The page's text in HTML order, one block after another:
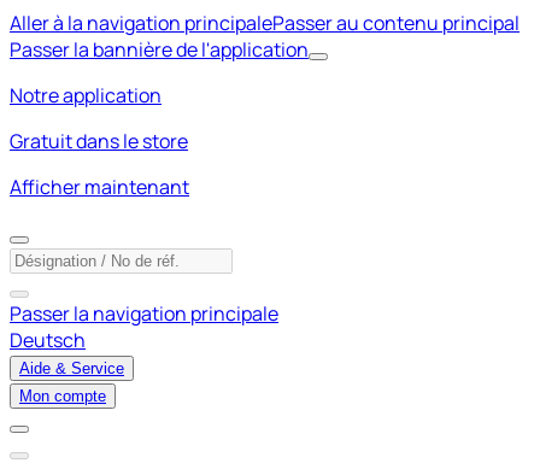
Aller à la navigation principalePasser au contenu principal
Passer la bannière de l'application
Notre application
Gratuit dans le store
Afficher maintenant
Passer la navigation principale
Deutsch
Aide & Service
Mon compte